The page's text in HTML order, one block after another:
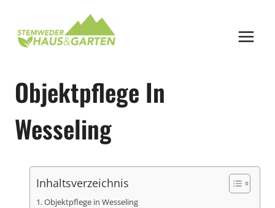
springen
Objektpflege In
Wesseling
Inhaltsverzeichnis
Objektpflege in Wesseling